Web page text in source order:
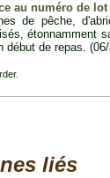
au numéro de lot
de pêche,
étonnamment
début de repas.
liés